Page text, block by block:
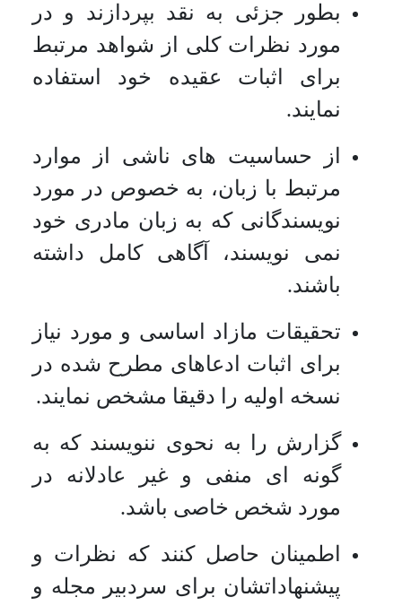
بطور جزئی به نقد بپردازند و در
مورد نظرات کلی از شواهد مرتبط
برای اثبات عقیده خود استفاده
نمایند.
از حساسیت های ناشی از موارد
مرتبط با زبان، به خصوص در مورد
نویسندگانی که به زبان مادری خود
نمی نویسند، آگاهی کامل داشته
باشند.
تحقیقات مازاد اساسی و مورد نیاز
برای اثبات ادعاهای مطرح شده در
نسخه اولیه را دقیقا مشخص نمایند.
گزارش را به نحوی ننویسند که به
گونه ای منفی و غیر عادلانه در
مورد شخص خاصی باشد.
اطمینان حاصل کنند که نظرات و
پیشنهاداتشان برای سردبیر مجله و